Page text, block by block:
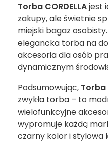
Torba CORDELLAjest
zakupy, ale świetnie
miejski bagaż
elegancka torba na
akcesoria dla osób
dynamicznym
Podsumowując, Torba
zwykła torba – to
wielofunkcyjne
wypromuje każdą
czarny kolor i stylowa